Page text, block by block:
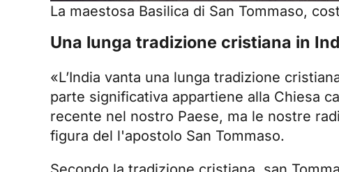
La maestosa Basilica di San Tommaso,
Una lunga tradizione cristiana in
«L’India vanta una lunga tradizione
parte significativa appartiene alla Chiesa
recente nel nostro Paese, ma le nostre
figura del l'apostolo San Tommaso.